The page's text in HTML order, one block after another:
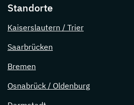
Standorte
Kaiserslautern / Trier
Saarbrücken
Bremen
Osnabrück / Oldenburg